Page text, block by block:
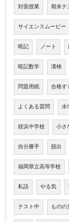
対面授業 期末テ
サイエンスムービー
暗記 ノート
暗記数学 漢検
問題用紙 合格す
よくある質問 水
姪浜中学校 小さ
自分勝手 脱出
福岡県立高等学校
私語 やる気
テスト中 ものの